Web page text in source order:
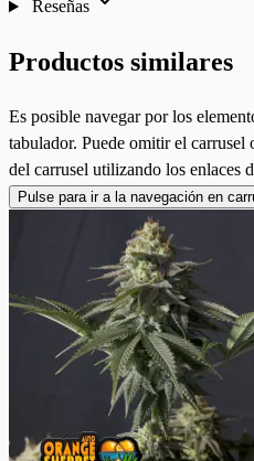
Reseñas
Productos similares
Es posible navegar por los
tabulador. Puede omitir el carrusel
del carrusel utilizando los enlaces
Pulse para ir a la navegación en